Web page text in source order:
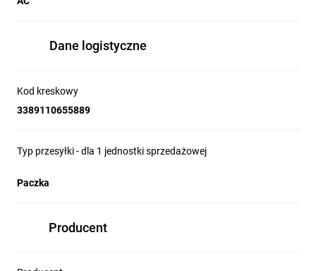
Dane logistyczne
Kod kreskowy
3389110655889
Typ przesyłki - dla 1 jednostki sprzedażowej
Paczka
Producent